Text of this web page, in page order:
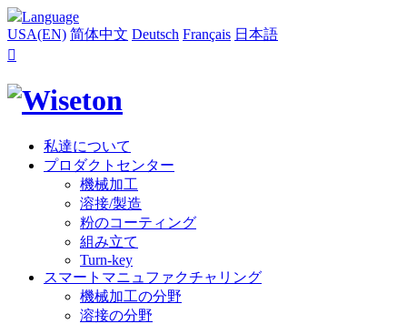
Language
USA(EN) 简体中文 Deutsch Français 日本語

私達について
プロダクトセンター
機械加工
溶接/製造
粉のコーティング
組み立て
Turn-key
スマートマニュファクチャリング
機械加工の分野
溶接の分野